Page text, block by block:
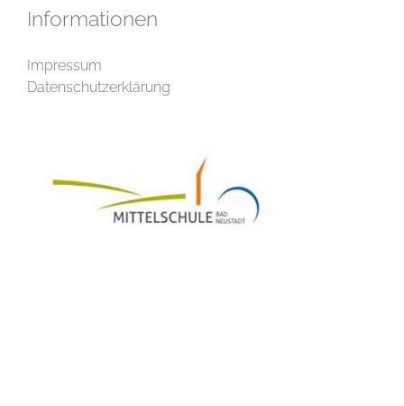
Informationen
Impressum
Datenschutzerklärung